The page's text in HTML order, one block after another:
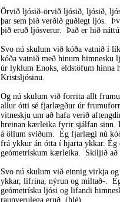
Örvið ljósið-örvið ljósið, ljósið,
þar sem þið verðið guðlegt ljós.
þið eruð ljósverur. Það er hið
Svo nú skulum við kóða vatnið í
kóða vatnið með hinum
úr lyklum Enoks, eldstöfum hinna
Kristsljósinu.
Og nú skulum við forrita allt
allur ótti sé fjarlægður úr
vitneskju um að hafa verið
hreinan kærleika fyrir sjálfan sinn.
á öllum sviðum. Ég fjarlægi nú
frá ykkur án ótta í hjarta ykkar.
geómetrískum kærleika. Skiljið
Svo nú skulum við einnig virkja
ykkar, lifrina, nýrun og miltað-.
geómetrísku ljósi og lifandi
raunverulega eruð. (hlé).